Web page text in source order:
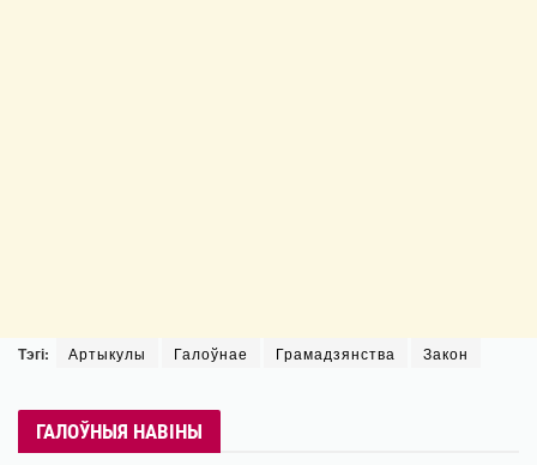
Тэгі: Артыкулы Галоўнае Грамадзянства Закон
ГАЛОЎНЫЯ НАВІНЫ